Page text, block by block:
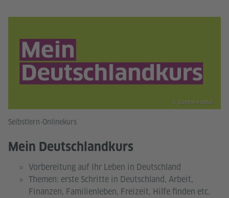
Selbstlern-Onlinekurs
Mein Deutschlandkurs
Vorbereitung auf Ihr Leben in Deutschland
Themen: erste Schritte in Deutschland, Arbeit,
Finanzen, Familienleben, Freizeit, Hilfe finden etc.
© Goethe-Institut